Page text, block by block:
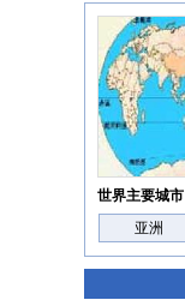
世界主要城市
亚洲